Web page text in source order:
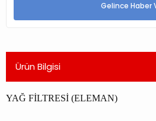
Gelince Haber
Ürün Bilgisi
YAĞ FİLTRESİ (ELEMAN)